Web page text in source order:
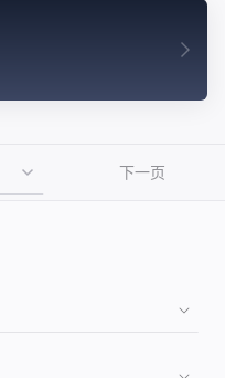
下一页